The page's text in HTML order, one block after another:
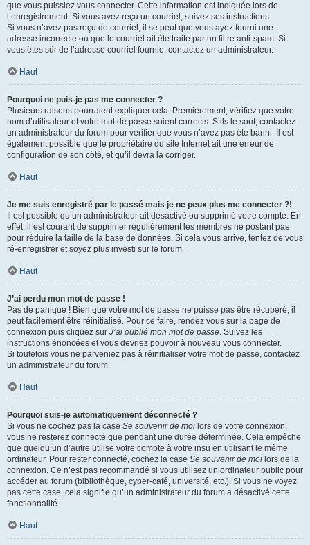
que vous puissiez vous connecter. Cette information est indiquée lors de
l’enregistrement. Si vous avez reçu un courriel, suivez ses instructions.
Si vous n’avez pas reçu de courriel, il se peut que vous ayez fourni une
adresse incorrecte ou que le courriel ait été traité par un filtre anti-spam. Si
vous êtes sûr de l’adresse courriel fournie, contactez un administrateur.
Haut
Pourquoi ne puis-je pas me connecter ?
Plusieurs raisons pourraient expliquer cela. Premièrement, vérifiez que votre
nom d’utilisateur et votre mot de passe soient corrects. S’ils le sont, contactez
un administrateur du forum pour vérifier que vous n’avez pas été banni. Il est
également possible que le propriétaire du site Internet ait une erreur de
configuration de son côté, et qu’il devra la corriger.
Haut
Je me suis enregistré par le passé mais je ne peux plus me connecter ?!
Il est possible qu’un administrateur ait désactivé ou supprimé votre compte. En
effet, il est courant de supprimer régulièrement les membres ne postant pas
pour réduire la taille de la base de données. Si cela vous arrive, tentez de vous
ré-enregistrer et soyez plus investi sur le forum.
Haut
J’ai perdu mon mot de passe !
Pas de panique ! Bien que votre mot de passe ne puisse pas être récupéré, il
peut facilement être réinitialisé. Pour ce faire, rendez vous sur la page de
connexion puis cliquez sur J’ai oublié mon mot de passe. Suivez les
instructions énoncées et vous devriez pouvoir à nouveau vous connecter.
Si toutefois vous ne parveniez pas à réinitialiser votre mot de passe, contactez
un administrateur du forum.
Haut
Pourquoi suis-je automatiquement déconnecté ?
Si vous ne cochez pas la case Se souvenir de moi lors de votre connexion,
vous ne resterez connecté que pendant une durée déterminée. Cela empêche
que quelqu’un d’autre utilise votre compte à votre insu en utilisant le même
ordinateur. Pour rester connecté, cochez la case Se souvenir de moi lors de la
connexion. Ce n’est pas recommandé si vous utilisez un ordinateur public pour
accéder au forum (bibliothèque, cyber-café, université, etc.). Si vous ne voyez
pas cette case, cela signifie qu’un administrateur du forum a désactivé cette
fonctionnalité.
Haut